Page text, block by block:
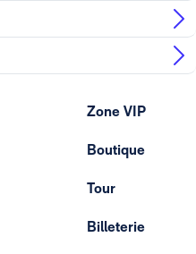
Zone VIP
Boutique
Tour
Billeterie